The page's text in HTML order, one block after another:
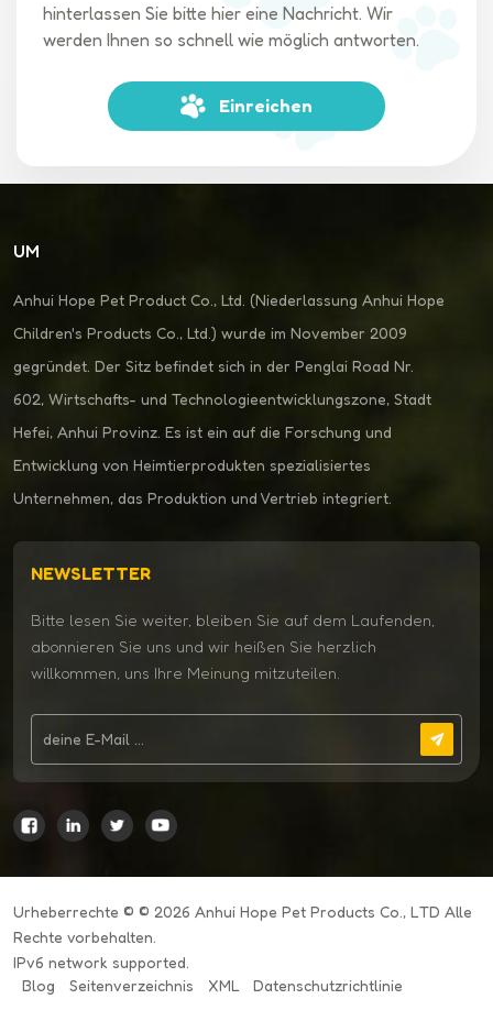
hinterlassen Sie bitte hier eine Nachricht. Wir
werden Ihnen so schnell wie möglich antworten.
Einreichen
UM
Anhui Hope Pet Product Co., Ltd. (Niederlassung Anhui Hope
Children's Products Co., Ltd.) wurde im November 2009
gegründet. Der Sitz befindet sich in der Penglai Road Nr.
602, Wirtschafts- und Technologieentwicklungszone, Stadt
Hefei, Anhui Provinz. Es ist ein auf die Forschung und
Entwicklung von Heimtierprodukten spezialisiertes
Unternehmen, das Produktion und Vertrieb integriert.
NEWSLETTER
Bitte lesen Sie weiter, bleiben Sie auf dem Laufenden,
abonnieren Sie uns und wir heißen Sie herzlich
willkommen, uns Ihre Meinung mitzuteilen.
Urheberrechte © © 2026 Anhui Hope Pet Products Co., LTD Alle
Rechte vorbehalten.
IPv6 network supported.
Blog
Seitenverzeichnis XML Datenschutzrichtlinie